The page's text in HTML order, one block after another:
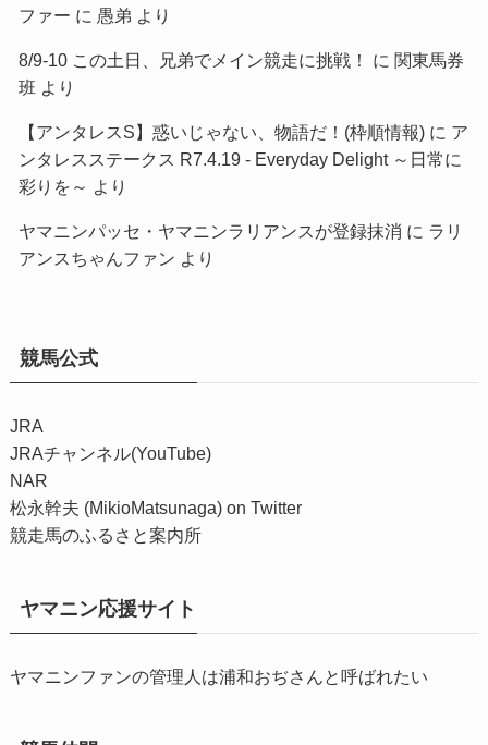
ファー に 愚弟 より
8/9-10 この土日、兄弟でメイン競走に挑戦！ に 関東馬券
班 より
【アンタレスS】惑いじゃない、物語だ！(枠順情報)に ア
ンタレスステークス R7.4.19 - Everyday Delight ～日常に
彩りを～ より
ヤマニンパッセ・ヤマニンラリアンスが登録抹消 に ラリ
アンスちゃんファン より
競馬公式
JRA
JRAチャンネル(YouTube)
NAR
松永幹夫 (MikioMatsunaga) on Twitter
競走馬のふるさと案内所
ヤマニン応援サイト
ヤマニンファンの管理人は浦和おぢさんと呼ばれたい